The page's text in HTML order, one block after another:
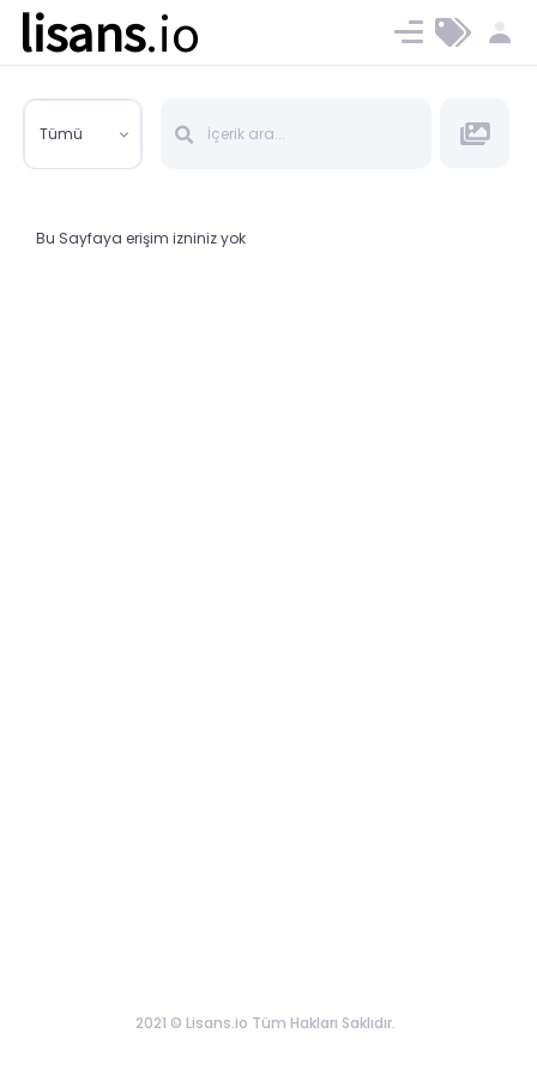
lisans.io Ücret ve Planlar
Tümü
Bu Sayfaya erişim izniniz yok
2021 © Lisans.io Tüm Hakları Saklıdır.